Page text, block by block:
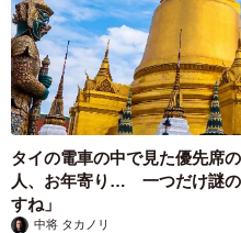
応し必死だっ
出し…山岡 もと子
2026.08.06
子どもの学校
「家庭学習0
態と広がる学
まいどなニュ
2026.08.06